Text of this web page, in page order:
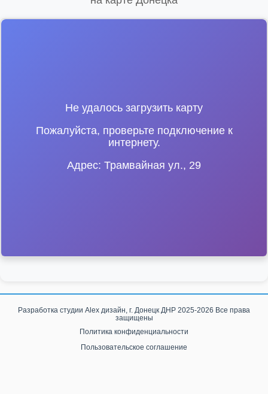
Не удалось загрузить карту
Пожалуйста, проверьте подключение к
интернету.
Адрес: Трамвайная ул., 29
Разработка студии Alex дизайн, г. Донецк ДНР 2025-2026 Все права
защищены
Политика конфиденциальности
Пользовательское соглашение